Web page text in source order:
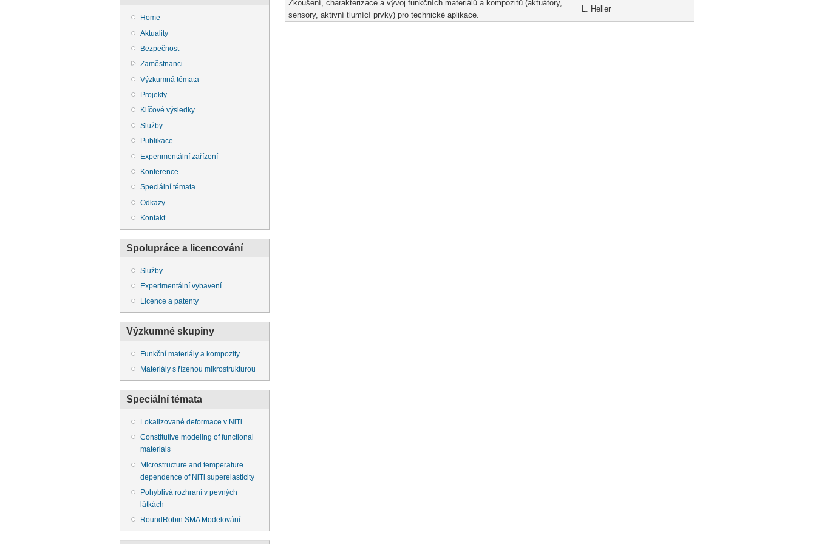
Home
Aktuality
Bezpečnost
Zaměstnanci
Výzkumná témata
Projekty
Klíčové výsledky
Služby
Publikace
Experimentální zařízení
Konference
Speciální témata
Odkazy
Kontakt
Spolupráce a licencování
Služby
Experimentální vybavení
Licence a patenty
Výzkumné skupiny
Funkční materiály a kompozity
Materiály s řízenou mikrostrukturou
Speciální témata
Lokalizované deformace v NiTi
Constitutive modeling of functional
materials
Microstructure and temperature
dependence of NiTi superelasticity
Pohyblivá rozhraní v pevných
látkách
RoundRobin SMA Modelování
Zkoušení, charakterizace a vývoj funkčních materiálů a kompozitů (aktuátory,
sensory, aktivní tlumící prvky) pro technické aplikace.
L. Heller